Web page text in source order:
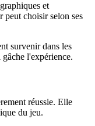
et
peut choisir selon ses
survenir dans les
l'expérience.
réussie. Elle
du jeu.